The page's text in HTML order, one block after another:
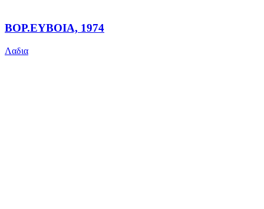
ΒΟΡ.ΕΥΒΟΙΑ, 1974
Λαδια